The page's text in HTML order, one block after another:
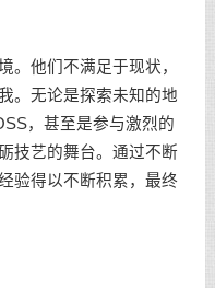
。他们不满足于现状，
。无论是探索未知的地
，甚至是参与激烈的
技艺的舞台。通过不断
验得以不断积累，最终